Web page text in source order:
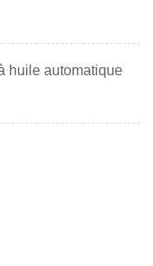
huile automatique